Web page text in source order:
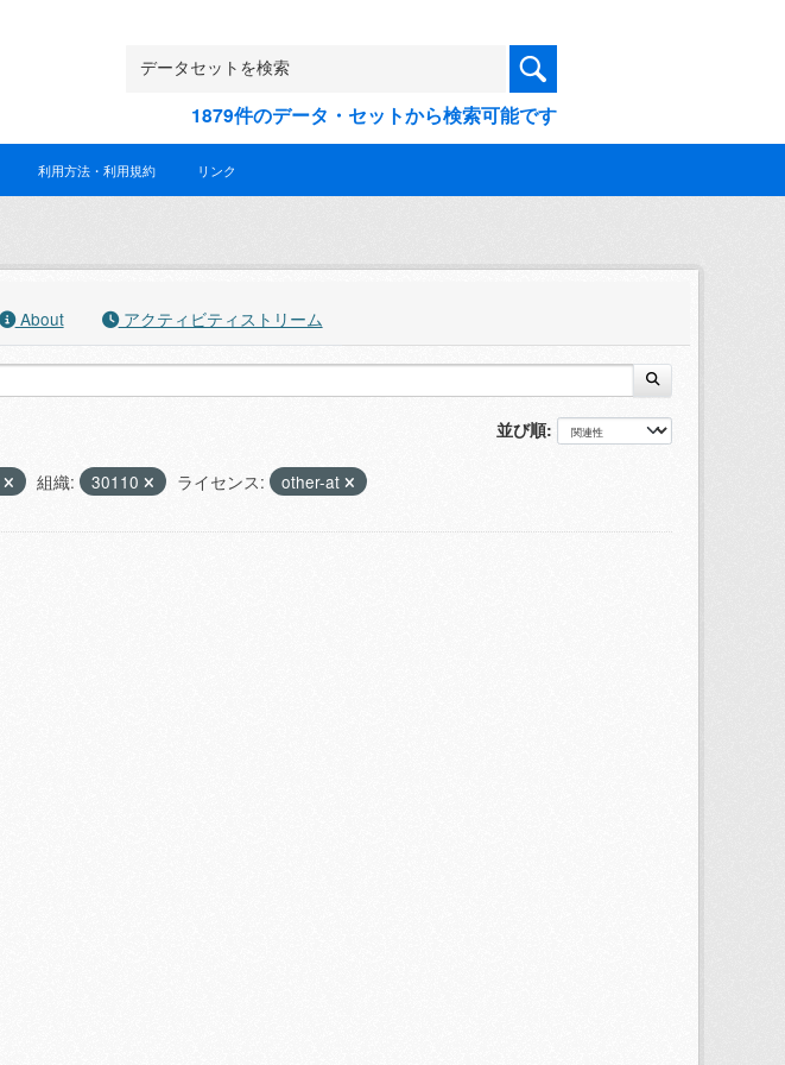
1879件のデータ・セットから検索可能です
利用方法・利用規約 リンク
About アクティビティストリーム
並び順
組織: 30110 ライセンス: other-at